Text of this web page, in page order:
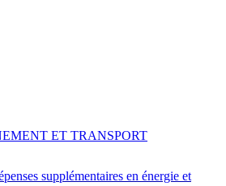
supplémentaires en énergie et
ET TRANSPORT